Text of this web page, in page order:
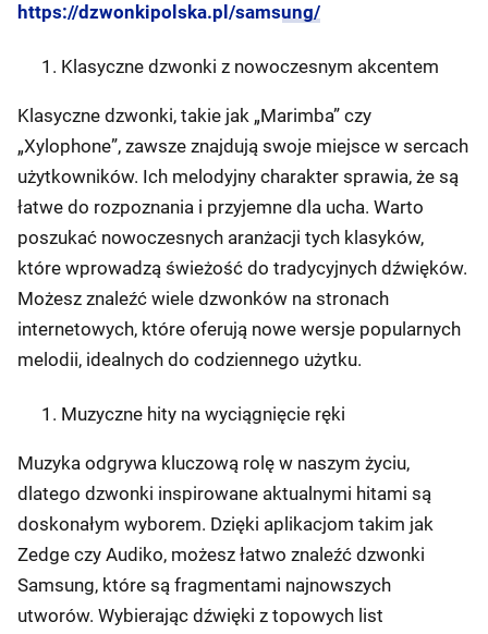
https://dzwonkipolska.pl/samsung/
Klasyczne dzwonki z nowoczesnym akcentem
Klasyczne dzwonki, takie jak „Marimba” czy
„Xylophone”, zawsze znajdują swoje miejsce w sercach
użytkowników. Ich melodyjny charakter sprawia, że są
łatwe do rozpoznania i przyjemne dla ucha. Warto
poszukać nowoczesnych aranżacji tych klasyków,
które wprowadzą świeżość do tradycyjnych dźwięków.
Możesz znaleźć wiele dzwonków na stronach
internetowych, które oferują nowe wersje popularnych
melodii, idealnych do codziennego użytku.
Muzyczne hity na wyciągnięcie ręki
Muzyka odgrywa kluczową rolę w naszym życiu,
dlatego dzwonki inspirowane aktualnymi hitami są
doskonałym wyborem. Dzięki aplikacjom takim jak
Zedge czy Audiko, możesz łatwo znaleźć dzwonki
Samsung, które są fragmentami najnowszych
utworów. Wybierając dźwięki z topowych list